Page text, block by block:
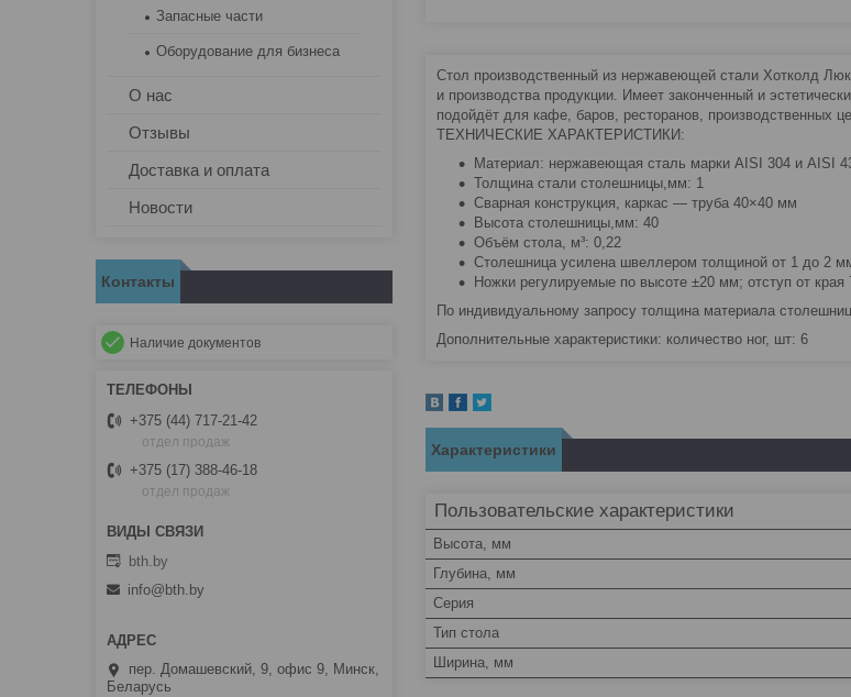
Стол производственный из нержавеющей стали Хотколд
и производства продукции. Имеет законченный и
подойдёт для кафе, баров, ресторанов, производственных
ТЕХНИЧЕСКИЕ ХАРАКТЕРИСТИКИ:
Материал: нержавеющая сталь марки AISI 304 и AISI
Толщина стали столешницы,мм: 1
Сварная конструкция, каркас — труба 40×40 мм
Высота столешницы,мм: 40
Объём стола, м³: 0,22
Столешница усилена швеллером толщиной от 1 до 2
Ножки регулируемые по высоте ±20 мм; отступ от края
По индивидуальному запросу толщина материала
Дополнительные характеристики: количество ног, шт: 6
Характеристики
Пользовательские характеристики
Высота, мм
Глубина, мм
Серия
Тип стола
Ширина, мм
Запасные части
Оборудование для бизнеса
О нас
Отзывы
Доставка и оплата
Новости
Контакты
Наличие документов
+375 (44) 717-21-42
отдел продаж
+375 (17) 388-46-18
отдел продаж
bth.by
info@bth.by
пер. Домашевский, 9, офис 9, Минск,
Беларусь